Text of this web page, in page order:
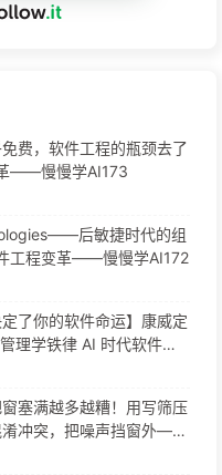
费，软件工程的瓶颈去了
——慢慢学AI173
后敏捷时代的组
工程变革——慢慢学AI172
了你的软件命运】康威定
学铁律 AI 时代软件工
窗塞满越多越糟！用写筛压
淆冲突，把噪声挡窗外——